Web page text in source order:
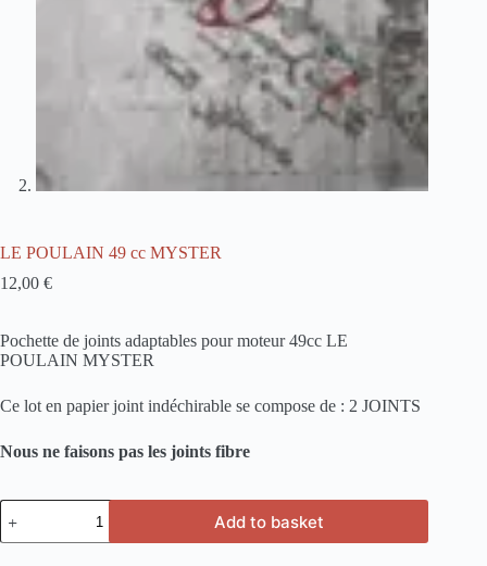
LE POULAIN 49 cc MYSTER
12,00 €
Pochette de joints adaptables pour moteur 49cc LE
POULAIN MYSTER
Ce lot en papier joint indéchirable se compose de : 2 JOINTS
Nous ne faisons pas les joints fibre
LE
POULAIN
49
Add to basket